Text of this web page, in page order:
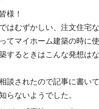
様！
はむずかしい、注文住宅
てマイホーム建築の時に
するときはこんな発想は
談されたので記事に書い
らないようでした。